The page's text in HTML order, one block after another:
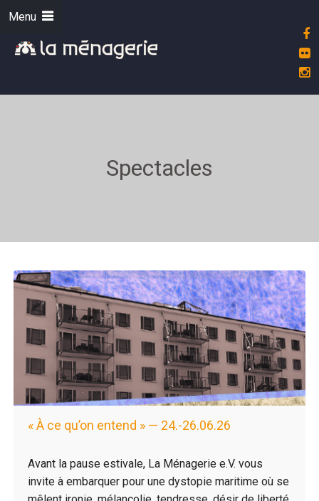
Menu
Spectacles
« À ce qu’on entend » — 24.-26.06.26
Avant la pause estivale, La Ménagerie e.V. vous
invite à embarquer pour une dystopie maritime où se